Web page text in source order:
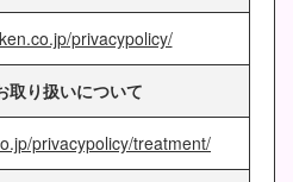
privacypolicy/
取り扱いについて
privacypolicy/treatment/